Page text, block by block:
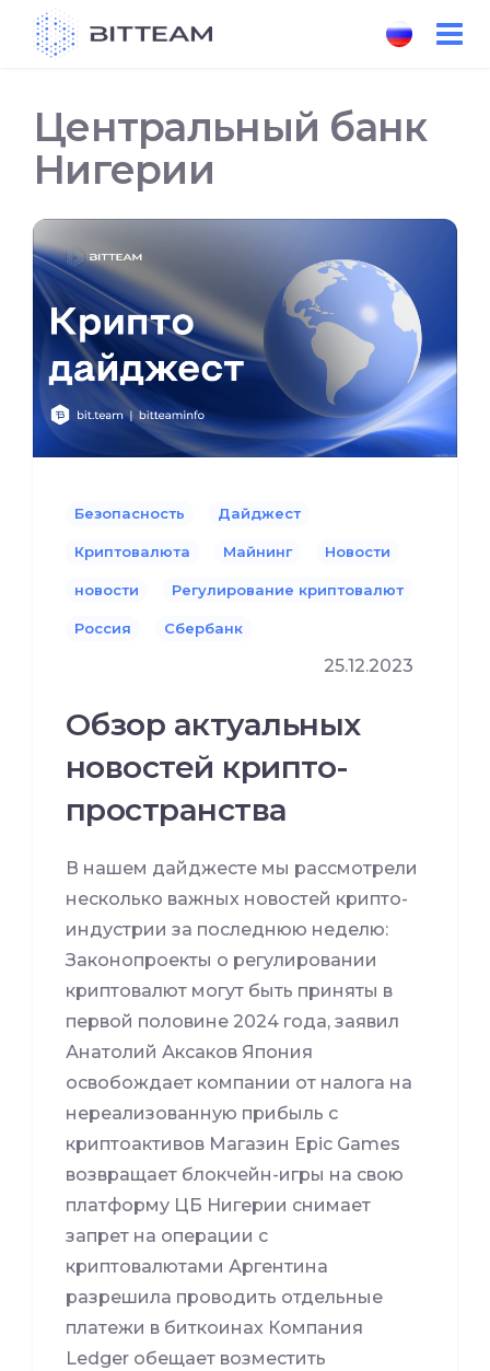
Центральный банк
Нигерии
Безопасность Дайджест
Криптовалюта Майнинг Новости
новости Регулирование криптовалют
Россия Сбербанк
25.12.2023
Обзор актуальных
новостей крипто-
пространства
В нашем дайджесте мы рассмотрели
несколько важных новостей крипто-
индустрии за последнюю неделю:
Законопроекты о регулировании
криптовалют могут быть приняты в
первой половине 2024 года, заявил
Анатолий Аксаков Япония
освобождает компании от налога на
нереализованную прибыль с
криптоактивов Магазин Epic Games
возвращает блокчейн-игры на свою
платформу ЦБ Нигерии снимает
запрет на операции с
криптовалютами Аргентина
разрешила проводить отдельные
платежи в биткоинах Компания
Ledger обещает возместить